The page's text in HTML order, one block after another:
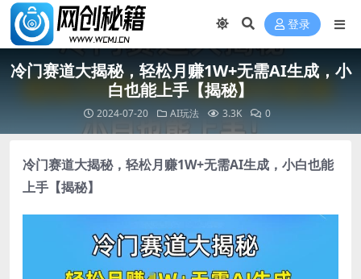
登录
冷门赛道大揭秘，轻松月赚1W+无需AI生成，小
白也能上手【揭秘】
2024-07-20 AI玩法 3.3K 0
冷门赛道大揭秘，轻松月赚1W+无需AI生成，小白也能
上手【揭秘】